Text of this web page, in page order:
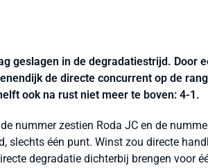
geslagen in de degradatiestrijd. Door
de directe concurrent op de
ook na rust niet meer te boven: 4-1.
nummer zestien Roda JC en de
slechts één punt. Winst zou directe
degradatie dichterbij brengen voor